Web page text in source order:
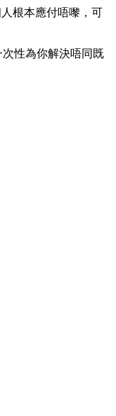
根本應付唔嚟，可
性為你解決唔同既